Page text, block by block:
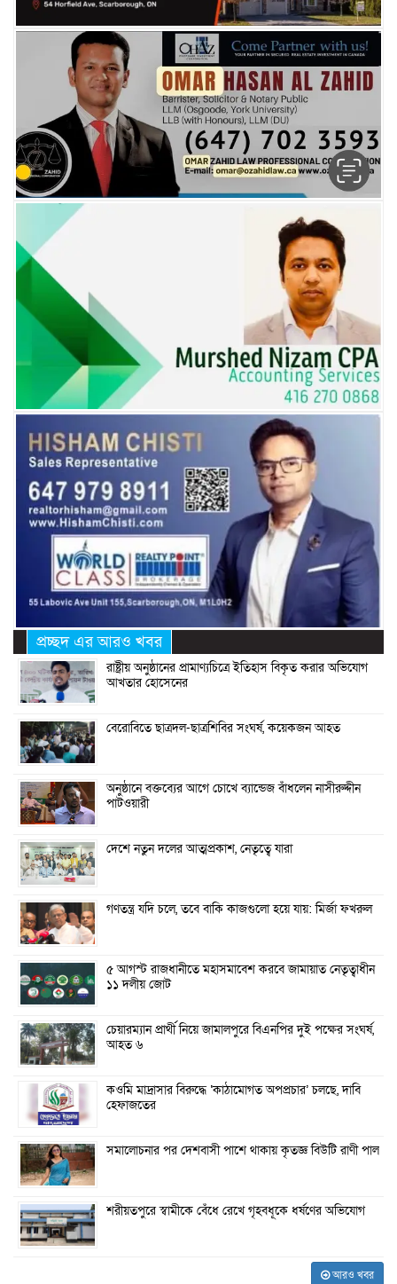
প্রচ্ছদ এর আরও খবর
রাষ্ট্রীয় অনুষ্ঠানের প্রামাণ্যচিত্রে ইতিহাস বিকৃত করার অভিযোগ
আখতার হোসেনের
বেরোবিতে ছাত্রদল-ছাত্রশিবির সংঘর্ষ, কয়েকজন আহত
অনুষ্ঠানে বক্তব্যের আগে চোখে ব্যান্ডেজ বাঁধলেন নাসীরুদ্দীন
পাটওয়ারী
দেশে নতুন দলের আত্মপ্রকাশ, নেতৃত্বে যারা
গণতন্ত্র যদি চলে, তবে বাকি কাজগুলো হয়ে যায়: মির্জা ফখরুল
৫ আগস্ট রাজধানীতে মহাসমাবেশ করবে জামায়াত নেতৃত্বাধীন
১১ দলীয় জোট
চেয়ারম্যান প্রার্থী নিয়ে জামালপুরে বিএনপির দুই পক্ষের সংঘর্ষ,
আহত ৬
কওমি মাদ্রাসার বিরুদ্ধে ‘কাঠামোগত অপপ্রচার’ চলছে, দাবি
হেফাজতের
সমালোচনার পর দেশবাসী পাশে থাকায় কৃতজ্ঞ বিউটি রাণী পাল
শরীয়তপুরে স্বামীকে বেঁধে রেখে গৃহবধূকে ধর্ষণের অভিযোগ
আরও খবর